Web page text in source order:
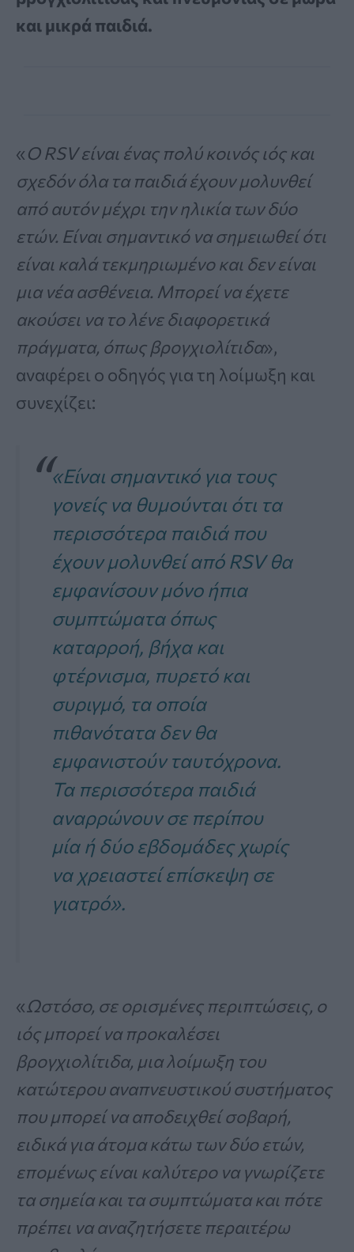
και μικρά παιδιά.
«Ο RSV είναι ένας πολύ κοινός ιός και
σχεδόν όλα τα παιδιά έχουν μολυνθεί
από αυτόν μέχρι την ηλικία των δύο
ετών. Είναι σημαντικό να σημειωθεί ότι
είναι καλά τεκμηριωμένο και δεν είναι
μια νέα ασθένεια. Μπορεί να έχετε
ακούσει να το λένε διαφορετικά
πράγματα, όπως βρογχιολίτιδα»,
αναφέρει ο οδηγός για τη λοίμωξη και
συνεχίζει:
«Είναι σημαντικό για τους
γονείς να θυμούνται ότι τα
περισσότερα παιδιά που
έχουν μολυνθεί από RSV θα
εμφανίσουν μόνο ήπια
συμπτώματα όπως
καταρροή, βήχα και
φτέρνισμα, πυρετό και
συριγμό, τα οποία
πιθανότατα δεν θα
εμφανιστούν ταυτόχρονα.
Τα περισσότερα παιδιά
αναρρώνουν σε περίπου
μία ή δύο εβδομάδες χωρίς
να χρειαστεί επίσκεψη σε
γιατρό».
«Ωστόσο, σε ορισμένες περιπτώσεις, ο
ιός μπορεί να προκαλέσει
βρογχιολίτιδα, μια λοίμωξη του
κατώτερου αναπνευστικού συστήματος
που μπορεί να αποδειχθεί σοβαρή,
ειδικά για άτομα κάτω των δύο ετών,
επομένως είναι καλύτερο να γνωρίζετε
τα σημεία και τα συμπτώματα και πότε
πρέπει να αναζητήσετε περαιτέρω